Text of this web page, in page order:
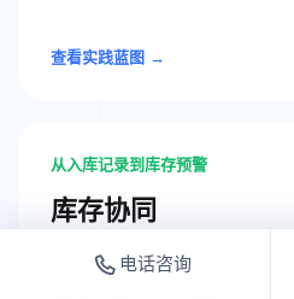
查看实践蓝图 →
从入库记录到库存预警
库存协同
将收货、上架、出库、盘点和预
电话咨询